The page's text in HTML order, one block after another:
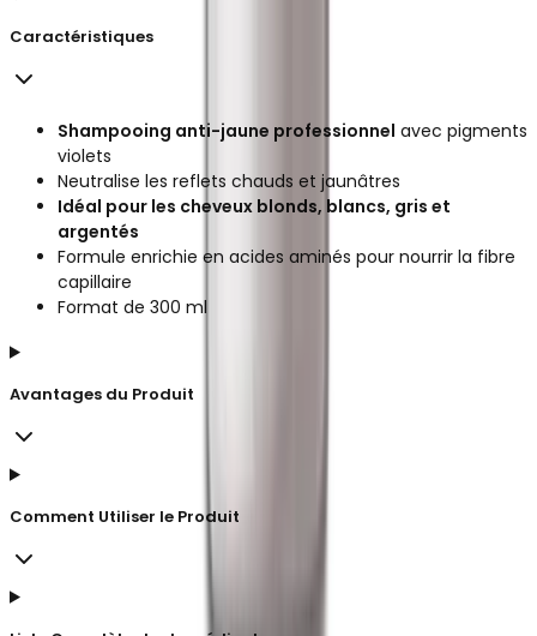
Caractéristiques
Shampooing anti-jaune professionnel avec pigments
violets
Neutralise les reflets chauds et jaunâtres
Idéal pour les cheveux blonds, blancs, gris et
argentés
Formule enrichie en acides aminés pour nourrir la fibre
capillaire
Format de 300 ml
Avantages du Produit
Comment Utiliser le Produit